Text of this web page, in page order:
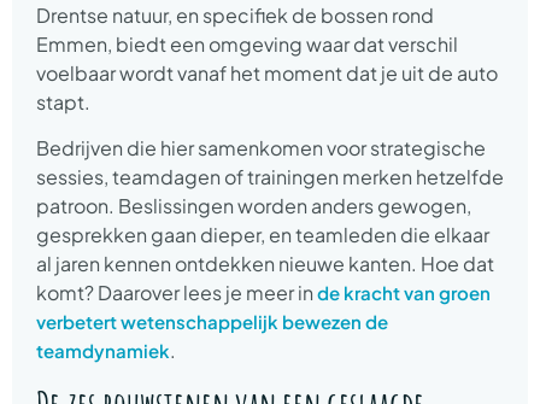
Drentse natuur, en specifiek de bossen rond
Emmen, biedt een omgeving waar dat verschil
voelbaar wordt vanaf het moment dat je uit de auto
stapt.
Bedrijven die hier samenkomen voor strategische
sessies, teamdagen of trainingen merken hetzelfde
patroon. Beslissingen worden anders gewogen,
gesprekken gaan dieper, en teamleden die elkaar
al jaren kennen ontdekken nieuwe kanten. Hoe dat
komt? Daarover lees je meer in de kracht van groen
verbetert wetenschappelijk bewezen de
teamdynamiek.